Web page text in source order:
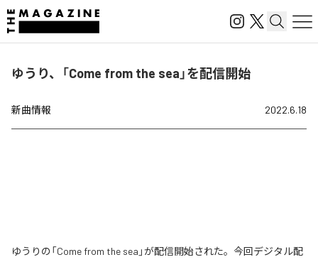
ゆうり、「Come from the sea」を配信開始
新曲情報 2022.6.18
ゆうりの「Come from the sea」が配信開始された。今回デジタル配